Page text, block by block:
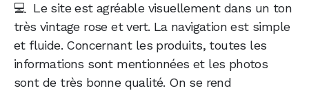
💻 Le site est agréable visuellement dans un ton
très vintage rose et vert. La navigation est simple
et fluide. Concernant les produits, toutes les
informations sont mentionnées et les photos
sont de très bonne qualité. On se rend